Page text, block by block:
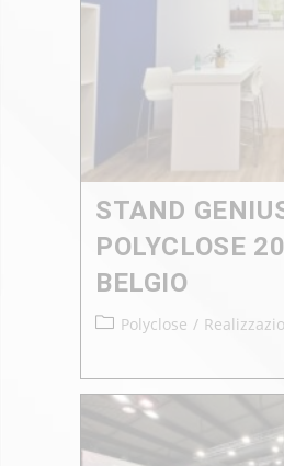
STAND
POLYCLOSE
BELGIO
Polyclose /